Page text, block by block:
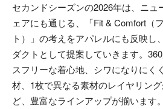
セカンドシーズンの2026年は、ニュ
ェアにも通じる、「Fit & Comfort（
ト）」の考えをアパレルにも反映し
ダクトとして提案していきます。
スフリーな着心地、シワになりにく
材、1枚で異なる素材のレイヤリン
ど、豊富なラインアップが揃います